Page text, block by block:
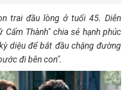
trai đầu lòng ở tuổi 45. Diễn
Thành" chia sẻ hạnh phúc
diệu để bắt đầu chặng đường
đi bên con".